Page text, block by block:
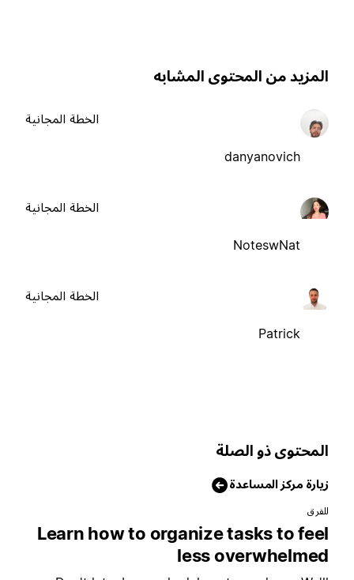
من المحتوى المشابه
danyanovich
الخطة المجانية
NoteswNat
الخطة المجانية
Patrick
الخطة المجانية
ذو الصلة
مركز المساعدة
Learn how to organize tasks to
less